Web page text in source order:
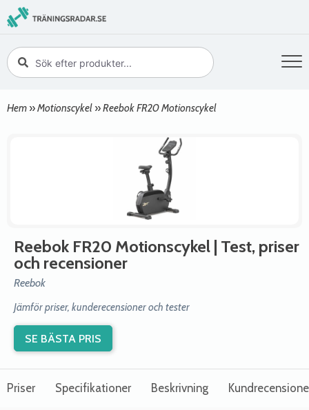
Hem »Motionscykel »Reebok FR20 Motionscykel
Reebok FR20 Motionscykel | Test, priser
och recensioner
Reebok
Jämför priser, kunderecensioner och tester
SE BÄSTA PRIS
Priser Specifikationer Beskrivning